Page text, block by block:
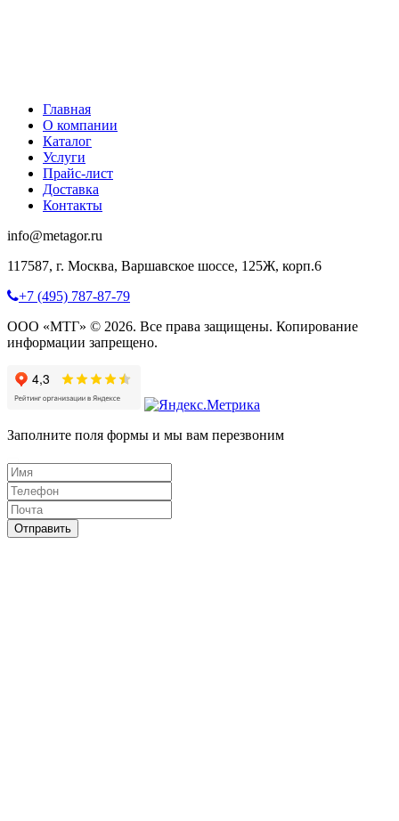
Главная
О компании
Каталог
Услуги
Прайс-лист
Доставка
Контакты
info@metagor.ru
117587, г. Москва, Варшавское шоссе, 125Ж, корп.6
+7 (495) 787-87-79
ООО «МТГ» © 2026. Все права защищены. Копирование
информации запрещено.
Заполните поля формы и мы вам перезвоним
Отправить